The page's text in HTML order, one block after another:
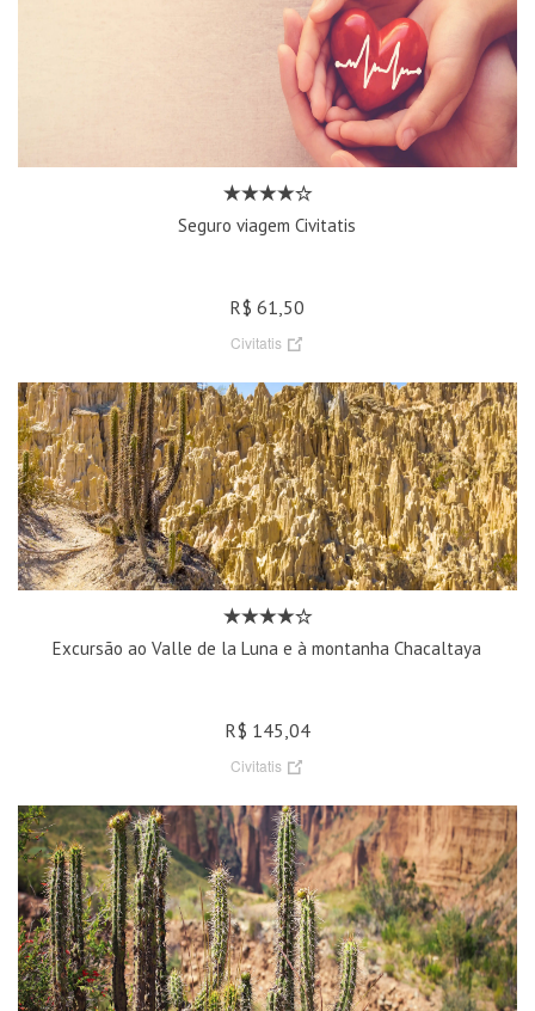
Seguro viagem Civitatis
R$ 61,50
Civitatis
Excursão ao Valle de la Luna e à montanha Chacaltaya
R$ 145,04
Civitatis